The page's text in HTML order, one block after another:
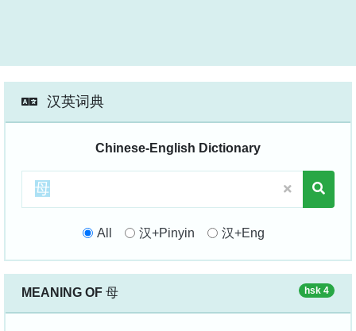
汉英词典
Chinese-English Dictionary
All 汉+Pinyin 汉+Eng
MEANING OF 母 hsk 4